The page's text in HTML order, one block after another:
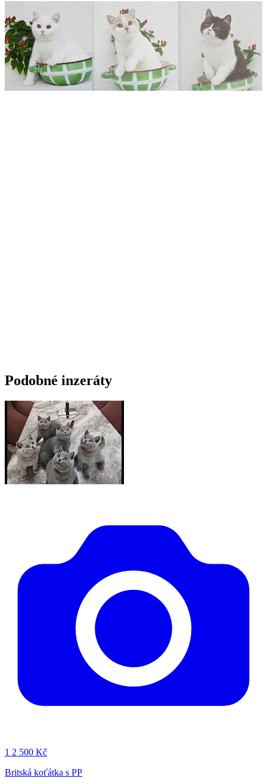
Podobné inzeráty
1 2 500 Kč
Britská koťátka s PP